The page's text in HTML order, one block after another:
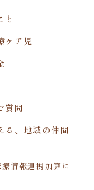
と
ケア児
質問
る、地域の仲間
情報連携加算に